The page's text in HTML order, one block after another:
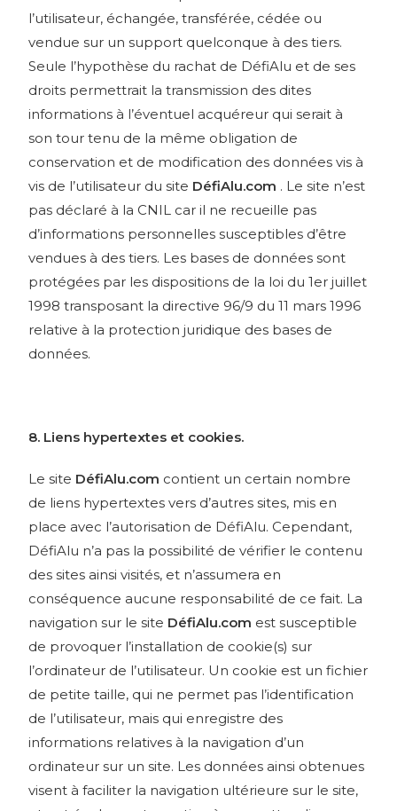
l’utilisateur, échangée, transférée, cédée ou
vendue sur un support quelconque à des tiers.
Seule l’hypothèse du rachat de DéfiAlu et de ses
droits permettrait la transmission des dites
informations à l’éventuel acquéreur qui serait à
son tour tenu de la même obligation de
conservation et de modification des données vis à
vis de l’utilisateur du site DéfiAlu.com . Le site n’est
pas déclaré à la CNIL car il ne recueille pas
d’informations personnelles susceptibles d’être
vendues à des tiers. Les bases de données sont
protégées par les dispositions de la loi du 1er juillet
1998 transposant la directive 96/9 du 11 mars 1996
relative à la protection juridique des bases de
données.
8. Liens hypertextes et cookies.
Le site DéfiAlu.com contient un certain nombre
de liens hypertextes vers d’autres sites, mis en
place avec l’autorisation de DéfiAlu. Cependant,
DéfiAlu n’a pas la possibilité de vérifier le contenu
des sites ainsi visités, et n’assumera en
conséquence aucune responsabilité de ce fait. La
navigation sur le site DéfiAlu.com est susceptible
de provoquer l’installation de cookie(s) sur
l’ordinateur de l’utilisateur. Un cookie est un fichier
de petite taille, qui ne permet pas l’identification
de l’utilisateur, mais qui enregistre des
informations relatives à la navigation d’un
ordinateur sur un site. Les données ainsi obtenues
visent à faciliter la navigation ultérieure sur le site,